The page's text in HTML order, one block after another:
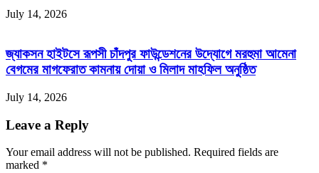
July 14, 2026
জ্যাকসন হাইটসে রূপসী চাঁদপুর ফাউন্ডেশনের উদ্যোগে মরহুমা আমেনা
বেগমের মাগফেরাত কামনায় দোয়া ও মিলাদ মাহফিল অনুষ্ঠিত
July 14, 2026
Leave a Reply
Your email address will not be published. Required fields are
marked *